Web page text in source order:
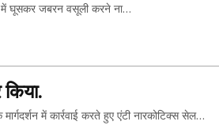
में घूसकर जबरन वसूली करने ना…
में कार्रवाई करते हुए एंटी नारकोटिक्स सेल…